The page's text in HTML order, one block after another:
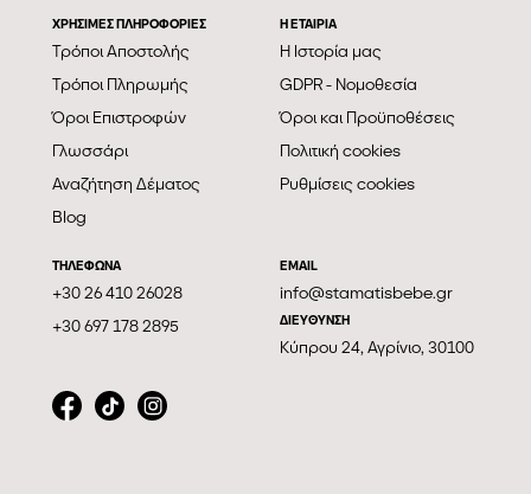
ΧΡΗΣΙΜΕΣ ΠΛΗΡΟΦΟΡΙΕΣ
Τρόποι Αποστολής
Τρόποι Πληρωμής
Όροι Επιστροφών
Γλωσσάρι
Αναζήτηση Δέματος
Blog
Η ΕΤΑΙΡΊΑ
Η Ιστορία μας
GDPR - Νομοθεσία
Όροι και Προϋποθέσεις
Πολιτική cookies
Ρυθμίσεις cookies
ΤΗΛΕΦΩΝΑ
+30 26 410 26028
+30 697 178 2895
EMAIL
info@stamatisbebe.gr
ΔΙΕΥΘΥΝΣΗ
Κύπρου 24, Αγρίνιο, 30100